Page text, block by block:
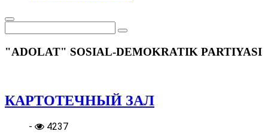
"ADOLAT" SOSIAL-DEMOKRATIK PARTIYASI
КАРТОТЕЧНЫЙ ЗАЛ
- 4237